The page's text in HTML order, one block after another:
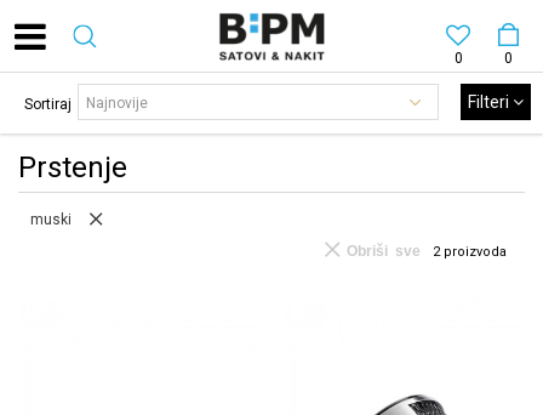
0
0
Prstenje
Sortiraj Filteri
muski
2proizvoda
Obriši sve